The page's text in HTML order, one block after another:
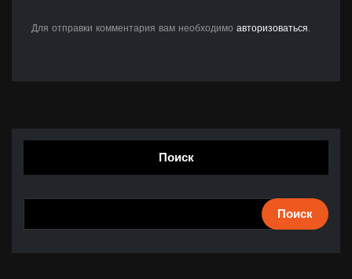
Для отправки комментария вам необходимо авторизоваться.
Поиск
Поиск